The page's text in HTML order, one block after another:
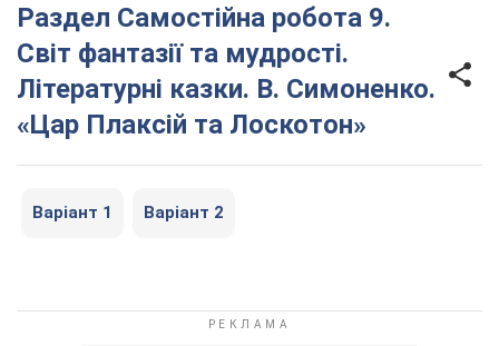
Раздел Самостійна робота 9.
Світ фантазії та мудрості.
Літературні казки. В. Симоненко.
«Цар Плаксій та Лоскотон»
Варіант 1 Варіант 2